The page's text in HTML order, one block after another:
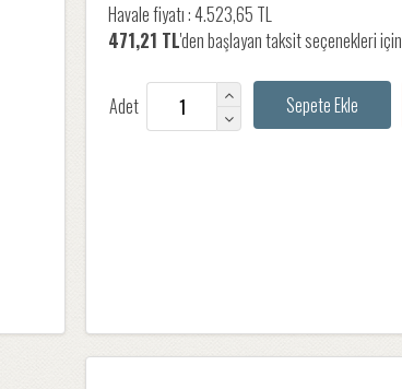
Havale fiyatı :4.523,65 TL
471,21 TL'den başlayan taksit seçenekleri için
Adet